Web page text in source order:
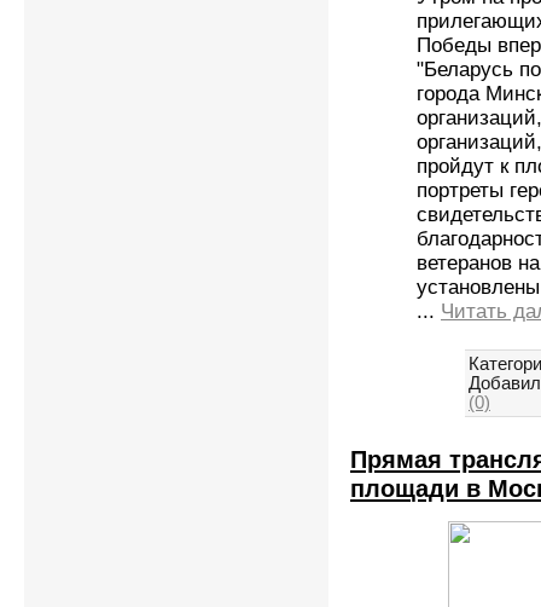
Победы
"Беларусь
города
пройдут к
портреты
ветеранов
... Читать
(0)
Прямая
площади в